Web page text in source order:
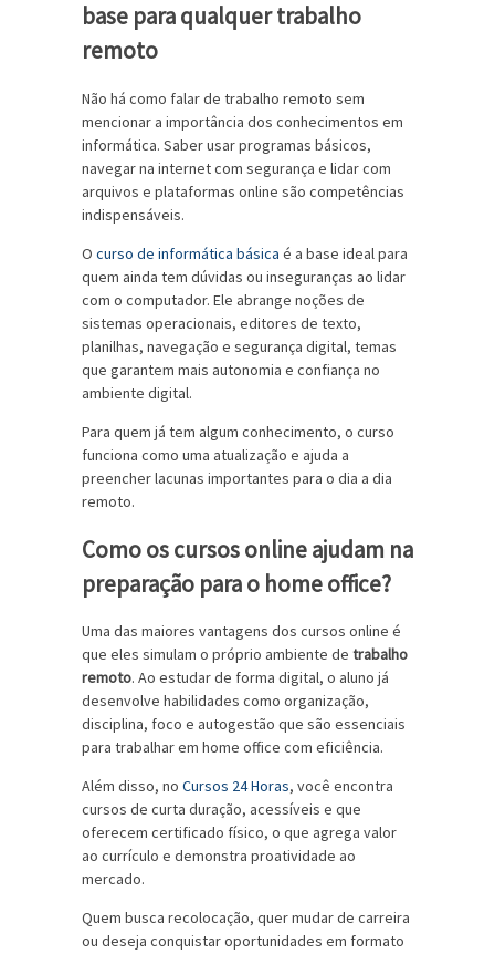
base para qualquer trabalho
remoto
Não há como falar de trabalho remoto sem
mencionar a importância dos conhecimentos em
informática. Saber usar programas básicos,
navegar na internet com segurança e lidar com
arquivos e plataformas online são competências
indispensáveis.
O curso de informática básica é a base ideal para
quem ainda tem dúvidas ou inseguranças ao lidar
com o computador. Ele abrange noções de
sistemas operacionais, editores de texto,
planilhas, navegação e segurança digital, temas
que garantem mais autonomia e confiança no
ambiente digital.
Para quem já tem algum conhecimento, o curso
funciona como uma atualização e ajuda a
preencher lacunas importantes para o dia a dia
remoto.
Como os cursos online ajudam na
preparação para o home office?
Uma das maiores vantagens dos cursos online é
que eles simulam o próprio ambiente de trabalho
remoto. Ao estudar de forma digital, o aluno já
desenvolve habilidades como organização,
disciplina, foco e autogestão que são essenciais
para trabalhar em home office com eficiência.
Além disso, no Cursos 24 Horas, você encontra
cursos de curta duração, acessíveis e que
oferecem certificado físico, o que agrega valor
ao currículo e demonstra proatividade ao
mercado.
Quem busca recolocação, quer mudar de carreira
ou deseja conquistar oportunidades em formato